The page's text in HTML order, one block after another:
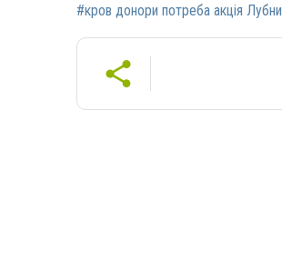
#кров донори потреба акція Лубни